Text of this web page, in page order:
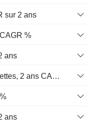
sur 2 ans
%
ans
Immobilisations corporelles nettes, 2 ans CAGR %
ans